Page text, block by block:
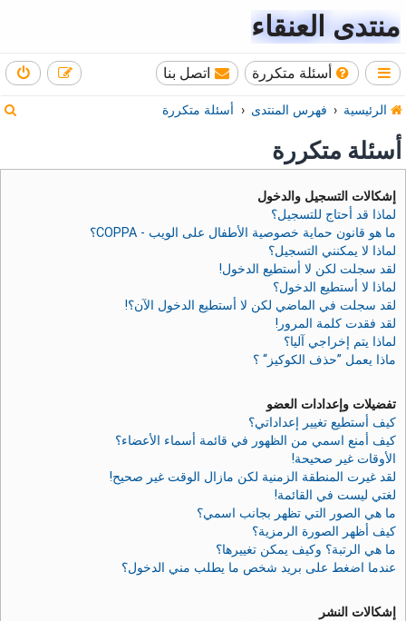
منتدى العنقاء
أسئلة متكررة اتصل بنا
الرئيسية فهرس المنتدى أسئلة متكررة
أسئلة متكررة
إشكالات التسجيل والدخول
لماذا قد أحتاج للتسجيل؟
ما هو قانون حماية خصوصية الأطفال على الويب - COPPA؟
لماذا لا يمكنني التسجيل؟
لقد سجلت لكن لا أستطيع الدخول!
لماذا لا أستطيع الدخول؟
لقد سجلت في الماضي لكن لا أستطيع الدخول الآن؟!
لقد فقدت كلمة المرور!
لماذا يتم إخراجي آليا؟
ماذا يعمل ”حذف الكوكيز“ ؟
تفضيلات وإعدادات العضو
كيف أستطيع تغيير إعداداتي؟
كيف أمنع اسمي من الظهور في قائمة أسماء الأعضاء؟
الأوقات غير صحيحة!
لقد غيرت المنطقة الزمنية لكن مازال الوقت غير صحيح!
لغتي ليست في القائمة!
ما هي الصور التي تظهر بجانب اسمي؟
كيف أظهر الصورة الرمزية؟
ما هي الرتبة؟ وكيف يمكن تغييرها؟
عندما اضغط على بريد شخص ما يطلب مني الدخول؟
إشكالات النشر